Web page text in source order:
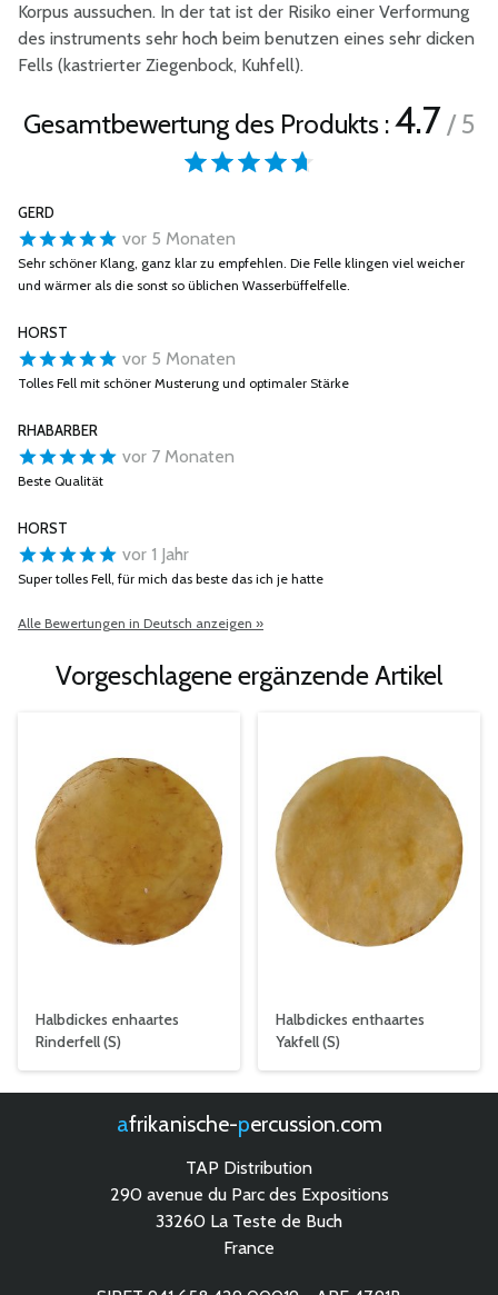
Korpus aussuchen. In der tat ist der Risiko einer Verformung
des instruments sehr hoch beim benutzen eines sehr dicken
Fells (kastrierter Ziegenbock, Kuhfell).
Gesamtbewertung des Produkts :4.7/ 5
GERD
vor 5 Monaten
Sehr schöner Klang, ganz klar zu empfehlen. Die Felle klingen viel weicher
und wärmer als die sonst so üblichen Wasserbüffelfelle.
HORST
vor 5 Monaten
Tolles Fell mit schöner Musterung und optimaler Stärke
RHABARBER
vor 7 Monaten
Beste Qualität
HORST
vor 1 Jahr
Super tolles Fell, für mich das beste das ich je hatte
Alle Bewertungen in Deutsch anzeigen »
Vorgeschlagene ergänzende Artikel
Halbdickes enhaartes
Rinderfell (S)
Halbdickes enthaartes
Yakfell (S)
afrikanische- percussion.com
TAP Distribution
290 avenue du Parc des Expositions
33260 La Teste de Buch
France